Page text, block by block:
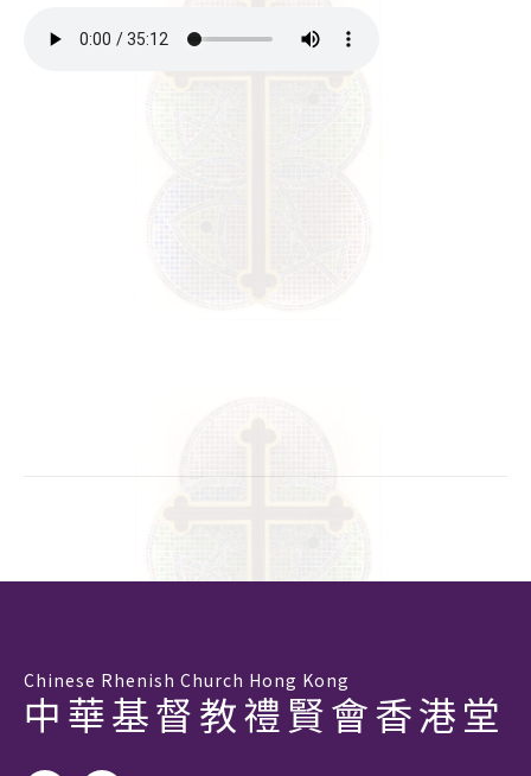
Chinese Rhenish Church Hong Kong
中華基督教禮賢會香港堂